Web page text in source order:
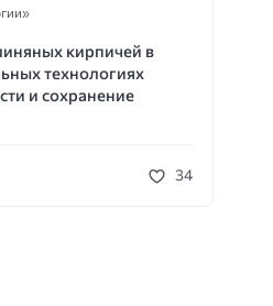
кирпичей в
технологиях
и сохранение
34